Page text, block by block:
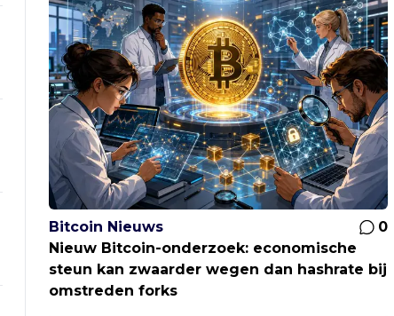
Bitcoin Nieuws
0
Nieuw Bitcoin-onderzoek: economische
steun kan zwaarder wegen dan hashrate bij
omstreden forks